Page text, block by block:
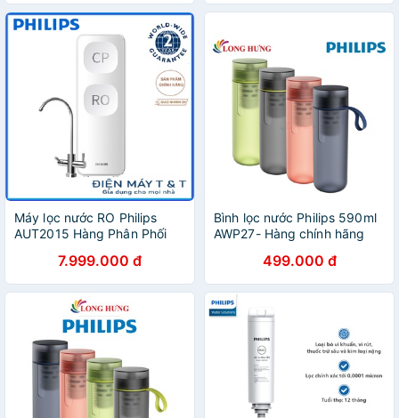
Máy lọc nước RO Philips
AUT2015 Hàng Phân Phối
7.999.000 đ
Bình lọc nước Philips 590ml
AWP27- Hàng chính hãng
499.000 đ